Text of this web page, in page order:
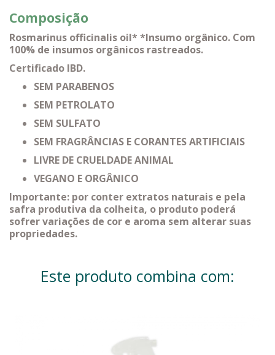
Composição
Rosmarinus officinalis oil* *Insumo orgânico. Com
100% de insumos orgânicos rastreados.
Certificado IBD.
SEM PARABENOS
SEM PETROLATO
SEM SULFATO
SEM FRAGRÂNCIAS E CORANTES ARTIFICIAIS
LIVRE DE CRUELDADE ANIMAL
VEGANO E ORGÂNICO
Importante: por conter extratos naturais e pela
safra produtiva da colheita, o produto poderá
sofrer variações de cor e aroma sem alterar suas
propriedades.
Este produto combina com: